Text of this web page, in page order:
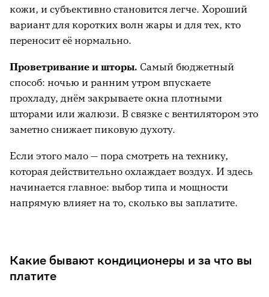
кожи, и субъективно становится легче. Хороший
вариант для коротких волн жары и для тех, кто
переносит её нормально.
Проветривание и шторы. Самый бюджетный
способ: ночью и ранним утром впускаете
прохладу, днём закрываете окна плотными
шторами или жалюзи. В связке с вентилятором это
заметно снижает пиковую духоту.
Если этого мало — пора смотреть на технику,
которая действительно охлаждает воздух. И здесь
начинается главное: выбор типа и мощности
напрямую влияет на то, сколько вы заплатите.
Какие бывают кондиционеры и за что вы
платите